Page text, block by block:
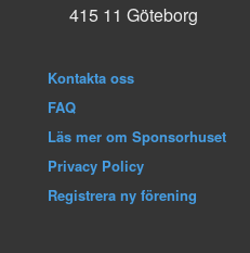
415 11 Göteborg
Kontakta oss
FAQ
Läs mer om Sponsorhuset
Privacy Policy
Registrera ny förening